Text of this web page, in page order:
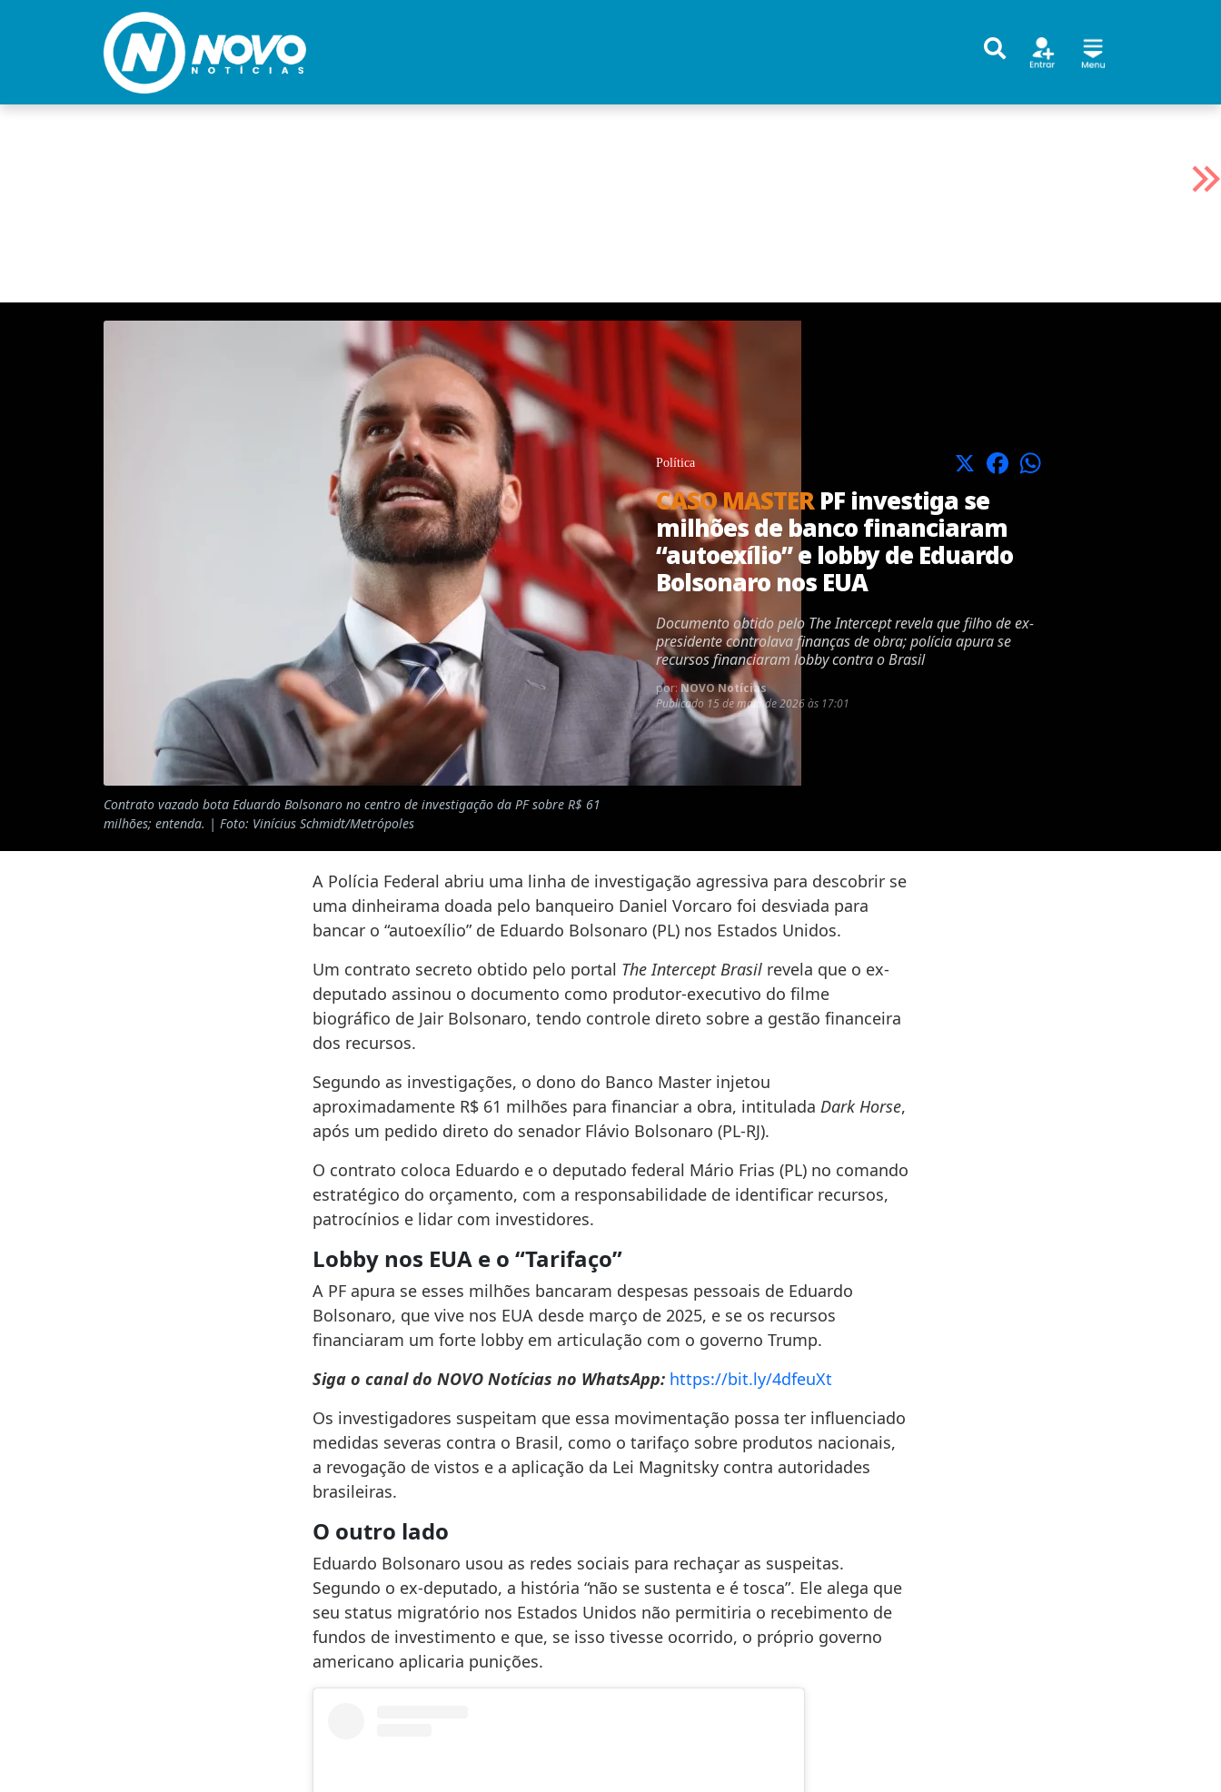
Contrato vazado bota Eduardo Bolsonaro no centro de investigação da PF sobre R$ 61
milhões; entenda. | Foto: Vinícius Schmidt/Metrópoles
Política X Facebook
CASO MASTERPF investiga se
milhões de banco financiaram
“autoexílio” e lobby de Eduardo
Bolsonaro nos EUA
Documento obtido pelo The Intercept revela que filho de ex-
presidente controlava finanças de obra; polícia apura se
recursos financiaram lobby contra o Brasil
por:NOVO Notícias
Publicado 15 de maio de 2026 às 17:01
A Polícia Federal abriu uma linha de investigação agressiva para descobrir se
uma dinheirama doada pelo banqueiro Daniel Vorcaro foi desviada para
bancar o “autoexílio” de Eduardo Bolsonaro (PL) nos Estados Unidos.
Um contrato secreto obtido pelo portal The Intercept Brasil revela que o ex-
deputado assinou o documento como produtor-executivo do filme
biográfico de Jair Bolsonaro, tendo controle direto sobre a gestão financeira
dos recursos.
Segundo as investigações, o dono do Banco Master injetou
aproximadamente R$ 61 milhões para financiar a obra, intitulada Dark Horse,
após um pedido direto do senador Flávio Bolsonaro (PL-RJ).
O contrato coloca Eduardo e o deputado federal Mário Frias (PL) no comando
estratégico do orçamento, com a responsabilidade de identificar recursos,
patrocínios e lidar com investidores.
Lobby nos EUA e o “Tarifaço”
A PF apura se esses milhões bancaram despesas pessoais de Eduardo
Bolsonaro, que vive nos EUA desde março de 2025, e se os recursos
financiaram um forte lobby em articulação com o governo Trump.
Siga o canal do NOVO Notícias no WhatsApp: https://bit.ly/4dfeuXt
Os investigadores suspeitam que essa movimentação possa ter influenciado
medidas severas contra o Brasil, como o tarifaço sobre produtos nacionais,
a revogação de vistos e a aplicação da Lei Magnitsky contra autoridades
brasileiras.
O outro lado
Eduardo Bolsonaro usou as redes sociais para rechaçar as suspeitas.
Segundo o ex-deputado, a história “não se sustenta e é tosca”. Ele alega que
seu status migratório nos Estados Unidos não permitiria o recebimento de
fundos de investimento e que, se isso tivesse ocorrido, o próprio governo
americano aplicaria punições.